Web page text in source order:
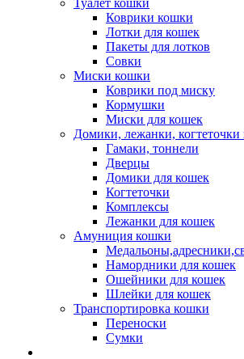
Туалет кошки
Коврики кошки
Лотки для кошек
Пакеты для лотков
Совки
Миски кошки
Коврики под миску
Кормушки
Миски для кошек
Домики, лежанки,
Гамаки, тоннели
Дверцы
Домики для кошек
Когтеточки
Комплексы
Лежанки для кошек
Амуниция кошки
Намордники для кошек
Ошейники для кошек
Шлейки для кошек
Транспортировка кошки
Переноски
Сумки